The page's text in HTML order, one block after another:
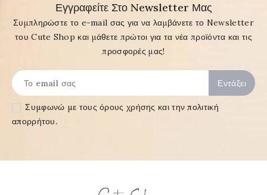
Εγγραφείτε Στο Newsletter Μας
Συμπληρώστε το e-mail σας για να λαμβάνετε το Newsletter
του Cute Shop και μάθετε πρώτοι για τα νέα προϊόντα και τις
προσφορές μας!
Συμφωνώ με τουςόρους χρήσης και την πολιτική
απορρήτου.